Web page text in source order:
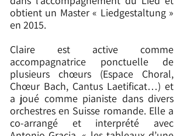
obtient un Master « Liedgestaltung »
en 2015.
Claire est active comme
accompagnatrice ponctuelle de
plusieurs chœurs (Espace Choral,
Chœur Bach, Cantus Laetificat…) et
a joué comme pianiste dans divers
orchestres en Suisse romande. Elle a
co-arrangé et interprété avec